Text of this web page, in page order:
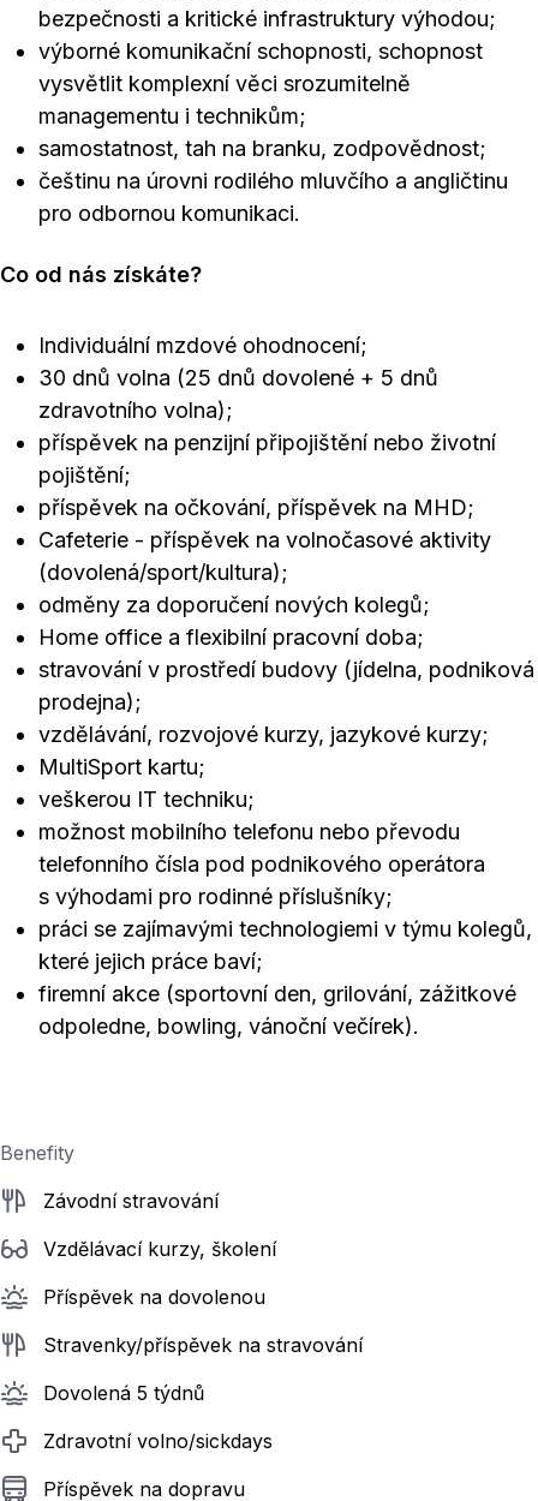
bezpečnosti a kritické infrastruktury výhodou;
výborné komunikační schopnosti, schopnost
vysvětlit komplexní věci srozumitelně
managementu i technikům;
samostatnost, tah na branku, zodpovědnost;
češtinu na úrovni rodilého mluvčího a angličtinu
pro odbornou komunikaci.
Co od nás získáte?
Individuální mzdové ohodnocení;
30 dnů volna (25 dnů dovolené + 5 dnů
zdravotního volna);
příspěvek na penzijní připojištění nebo životní
pojištění;
příspěvek na očkování, příspěvek na MHD;
Cafeterie - příspěvek na volnočasové aktivity
(dovolená/sport/kultura);
odměny za doporučení nových kolegů;
Home office a flexibilní pracovní doba;
stravování v prostředí budovy (jídelna, podniková
prodejna);
vzdělávání, rozvojové kurzy, jazykové kurzy;
MultiSport kartu;
veškerou IT techniku;
možnost mobilního telefonu nebo převodu
telefonního čísla pod podnikového operátora
s výhodami pro rodinné příslušníky;
práci se zajímavými technologiemi v týmu kolegů,
které jejich práce baví;
firemní akce (sportovní den, grilování, zážitkové
odpoledne, bowling, vánoční večírek).
Benefity
Závodní stravování
Vzdělávací kurzy, školení
Příspěvek na dovolenou
Stravenky/příspěvek na stravování
Dovolená 5 týdnů
Zdravotní volno/sickdays
Příspěvek na dopravu